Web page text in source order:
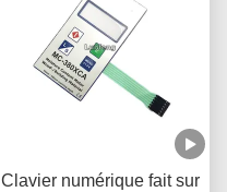
Clavier numérique fait sur